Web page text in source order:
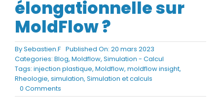
BLOG
Rechercher:
élongationnelle sur
MoldFlow ?
BySebastien.F Published On: 20 mars 2023
Categories: Blog, Moldflow, Simulation - Calcul
Tags: injection plastique, Moldflow, moldflow insight,
Rheologie, simulation, Simulation et calculs
0 Commentson
Moldflow :